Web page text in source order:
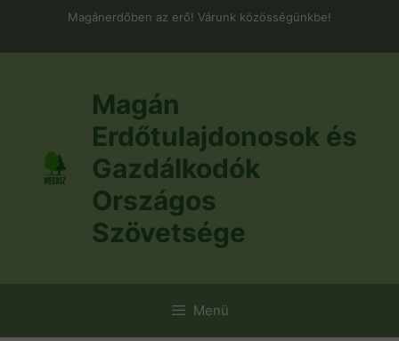
Magánerdőben az erő! Várunk közösségünkbe!
Magán
Erdőtulajdonosok és
Gazdálkodók
Országos
Szövetsége
Menü